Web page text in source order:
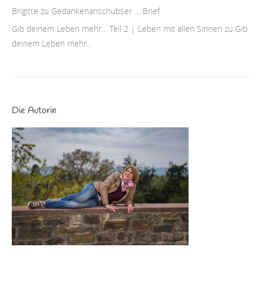
Brigitte zu Gedankenanschubser … Brief
Gib deinem Leben mehr… Teil 2 | Leben mit allen Sinnen zu Gib
deinem Leben mehr…
Die Autorin